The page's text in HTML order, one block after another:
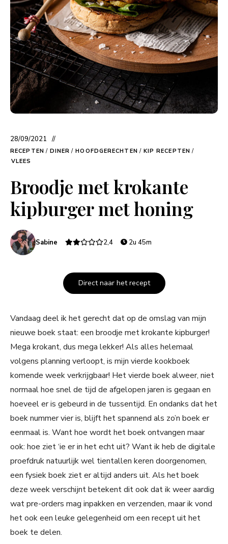
28/09/2021
RECEPTEN / DINER / HOOFDGERECHTEN / KIP RECEPTEN /
VLEES
Broodje met krokante
kipburger met honing
Sabine 2,4 2u 45m
Direct naar het recept
Vandaag deel ik het gerecht dat op de omslag van mijn
nieuwe boek staat: een broodje met krokante kipburger!
Mega krokant, dus mega lekker! Als alles helemaal
volgens planning verloopt, is mijn vierde kookboek
komende week verkrijgbaar! Het vierde boek alweer, niet
normaal hoe snel de tijd de afgelopen jaren is gegaan en
hoeveel er is gebeurd in de tussentijd. En ondanks dat het
boek nummer vier is, blijft het spannend als zo’n boek er
eenmaal is. Want hoe wordt het boek ontvangen maar
ook: hoe ziet ‘ie er in het echt uit? Want ik heb de digitale
proefdruk natuurlijk wel tientallen keren doorgenomen,
een fysiek boek ziet er altijd anders uit. Als het boek
deze week verschijnt betekent dit ook dat ik weer aardig
wat pre-orders mag inpakken en verzenden, maar ik vond
het ook een leuke gelegenheid om een recept uit het
boek te delen.